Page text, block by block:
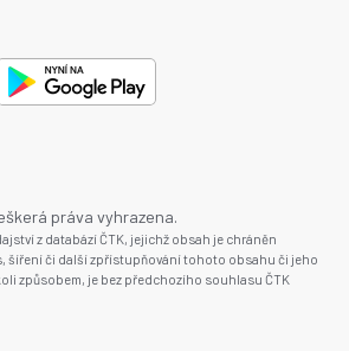
práva vyhrazena.
z databází ČTK, jejichž obsah je chráněn
šíření či další zpřístupňování tohoto obsahu či jeho
způsobem, je bez předchozího souhlasu ČTK